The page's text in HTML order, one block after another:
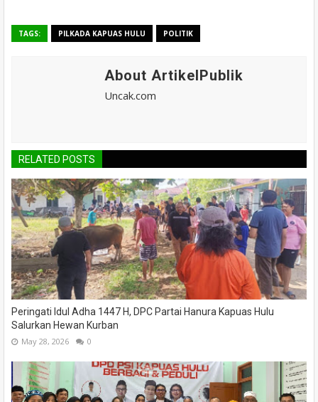
TAGS: PILKADA KAPUAS HULU POLITIK
About ArtikelPublik
Uncak.com
RELATED POSTS
Peringati Idul Adha 1447 H, DPC Partai Hanura Kapuas Hulu
Salurkan Hewan Kurban
May 28, 2026 0